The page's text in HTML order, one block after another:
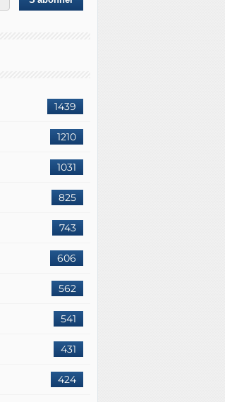
1439
1210
1031
825
743
606
562
541
431
424